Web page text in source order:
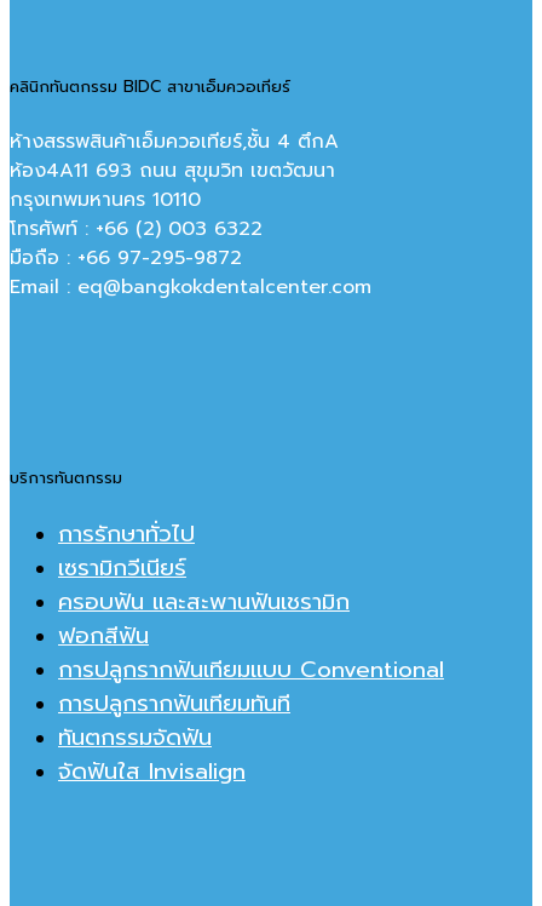
คลินิกทันตกรรม BIDC สาขาเอ็มควอเทียร์
ห้างสรรพสินค้าเอ็มควอเทียร์,ชั้น 4 ตึกA
ห้อง4A11 693 ถนน สุขุมวิท เขตวัฒนา
กรุงเทพมหานคร‎ 10110
โทรศัพท์ : +66 (2) 003 6322
มือถือ : +66 97-295-9872
Email : eq@bangkokdentalcenter.com
บริการทันตกรรม
การรักษาทั่วไป
เซรามิกวีเนียร์
ครอบฟัน และสะพานฟันเชรามิก
ฟอกสีฟัน
การปลูกรากฟันเทียมแบบ Conventional
การปลูกรากฟันเทียมทันที
ทันตกรรมจัดฟัน
จัดฟันใส Invisalign